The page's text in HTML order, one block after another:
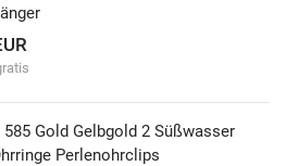
Gold Gelbgold 2 Süßwasser
Perlenohrclips